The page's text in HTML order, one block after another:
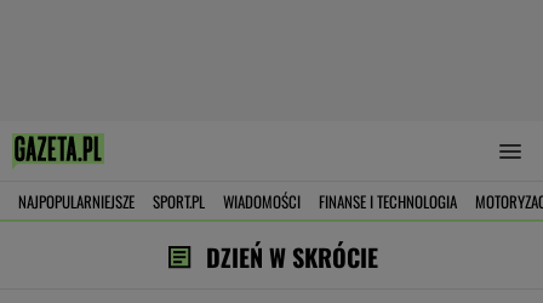
NAJPOPULARNIEJSZE SPORT.PL WIADOMOŚCI FINANSE I TECHNOLOGIA
DZIEŃ W SKRÓCIE